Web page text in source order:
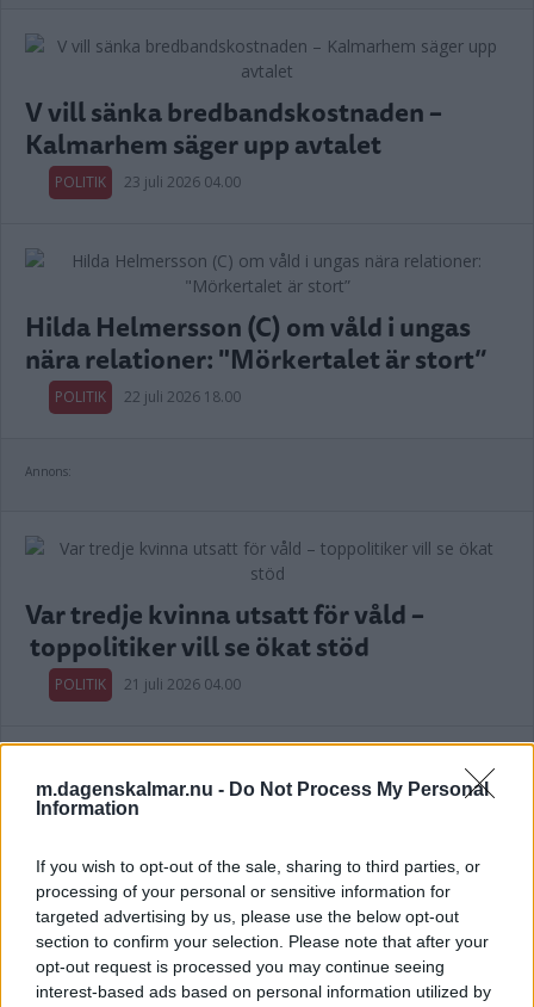
m.dagenskalmar.nu - Do Not Process My Personal
Information
If you wish to opt-out of the sale, sharing to third parties, or
processing of your personal or sensitive information for
targeted advertising by us, please use the below opt-out
section to confirm your selection. Please note that after your
opt-out request is processed you may continue seeing
interest-based ads based on personal information utilized by
V vill sänka bredbandskostnaden –
Kalmarhem säger upp avtalet
POLITIK 23 juli 2026 04.00
Hilda Helmersson (C) om våld i ungas
nära relationer: "Mörkertalet är stort”
POLITIK 22 juli 2026 18.00
Annons:
Var tredje kvinna utsatt för våld –
toppolitiker vill se ökat stöd
POLITIK 21 juli 2026 04.00
Kalmar län förlorar mandat i riksdagen
– lokala politikerna får extra tufft
POLITIK 19 juli 2026 12.00
Annons: